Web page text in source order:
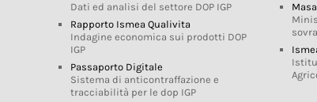
Dati ed analisi del settore DOP IGP
Rapporto Ismea Qualivita
Indagine economica sui prodotti DOP
IGP
Passaporto Digitale
Sistema di anticontraffazione e
tracciabilità per le dop IGP